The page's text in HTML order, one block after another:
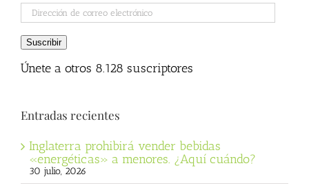
Dirección
de
correo
electrónico
Suscribir
Únete a otros 8.128 suscriptores
Entradas recientes
Inglaterra prohibirá vender bebidas
«energéticas» a menores. ¿Aquí cuándo?
30 julio, 2026